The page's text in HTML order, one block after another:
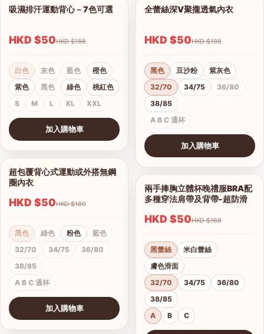
1/9
吸濕排汗運動背心－7色可選
HKD $50 HKD $188
白色 灰色 藍色
橙色
紫色
黑色 綠色
桃紅色
S
M L XL XXL
加入購物車
1/4
查看圖片
超包覆背心式運動或外搭無鋼
圈內衣
HKD $50 HKD $180
黑色 綠色 粉色
藍色
32/70
34/75
36/80
38/85
A B C 通杯
加入購物車
查看圖片
全蕾絲深V聚攏透氣內衣
HKD $50 HKD $198
黑色 豆沙粉
紫灰色
32/70
34/75
36/80
38/85
A B C 通杯
加入購物車
1/12
查看圖片
兩手捧胸立體杯晚禮服BRA配
多種穿法肩帶及背帶-超防滑
HKD $50 HKD $168
黑蕾絲
米白蕾絲
膚色滑面
32/70
34/75
36/80
38/85
A
B C